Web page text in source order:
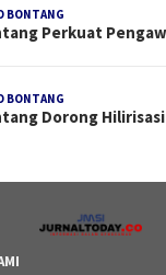
BONTANG
Perkuat
BONTANG
Dorong